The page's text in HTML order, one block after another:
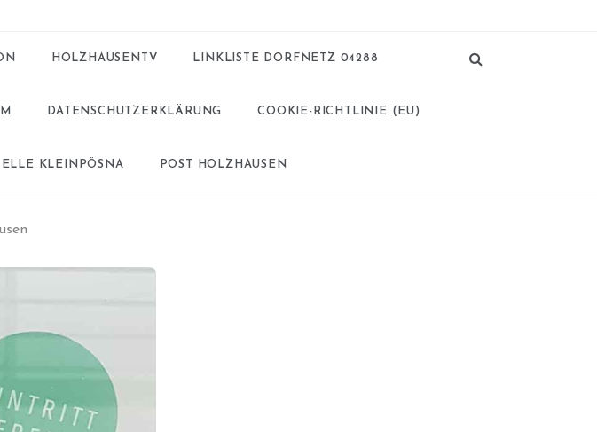
HOLZHAUSENTV LINKLISTE DORFNETZ 04288
DATENSCHUTZERKLÄRUNG COOKIE-RICHTLINIE (EU)
KLEINPÖSNA POST HOLZHAUSEN